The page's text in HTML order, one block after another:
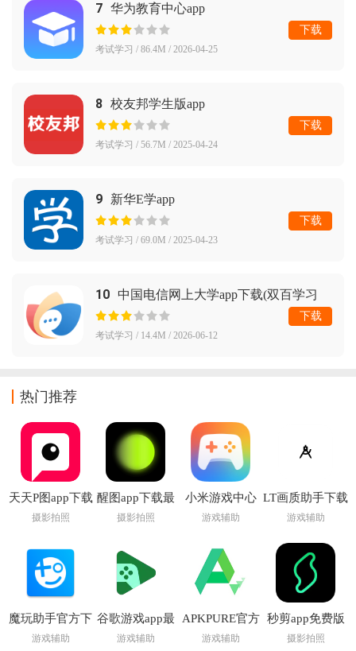
7 华为教育中心app
考试学习 / 86.4M / 2026-04-25
下载
8 校友邦学生版app
考试学习 / 56.7M / 2025-04-24
下载
9 新华E学app
考试学习 / 69.0M / 2025-04-23
下载
10
中国电信网上大学app下载(双百学习
圈)
考试学习 / 14.4M / 2026-06-12
下载
热门推荐
天天P图app下载
安装免费手机版
摄影拍照
醒图app下载最
新版
摄影拍照
小米游戏中心
app官方正版
游戏辅助
LT画质助手下载
官方
游戏辅助
魔玩助手官方下
载最新版本
游戏辅助
谷歌游戏app最
新版(Google
游戏辅助
APKPURE官方
下载2026最新版
游戏辅助
秒剪app免费版
摄影拍照